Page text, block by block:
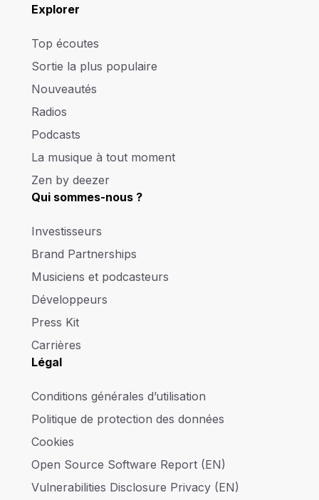
Explorer
Top écoutes
Sortie la plus populaire
Nouveautés
Radios
Podcasts
La musique à tout moment
Zen by deezer
Qui sommes-nous ?
Investisseurs
Brand Partnerships
Musiciens et podcasteurs
Développeurs
Press Kit
Carrières
Légal
Conditions générales d’utilisation
Politique de protection des données
Cookies
Open Source Software Report (EN)
Vulnerabilities Disclosure Privacy (EN)